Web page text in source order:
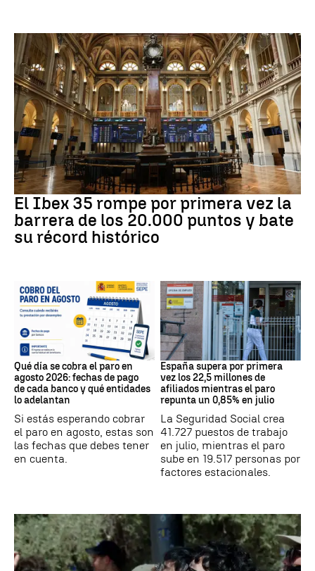
Bolsa
El Ibex 35 rompe por primera vez la
barrera de los 20.000 puntos y bate
su récord histórico
Prestaciones
Qué día se cobra el paro en
agosto 2026: fechas de pago
de cada banco y qué entidades
lo adelantan
Si estás esperando cobrar
el paro en agosto, estas son
las fechas que debes tener
en cuenta.
Datos Empleo
España supera por primera
vez los 22,5 millones de
afiliados mientras el paro
repunta un 0,85% en julio
La Seguridad Social crea
41.727 puestos de trabajo
en julio, mientras el paro
sube en 19.517 personas por
factores estacionales.